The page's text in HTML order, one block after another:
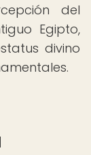
del
Egipto,
divino